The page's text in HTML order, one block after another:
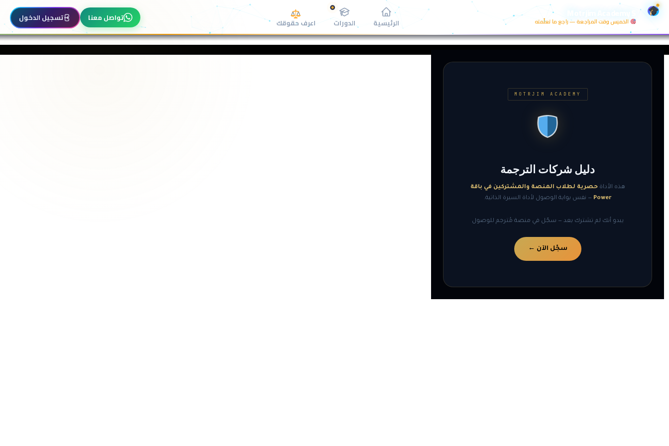
الخميس وقت المراجعة — راجع ما تعلّمته الرئيسية الدورات اعرف حقوقك تواصل معنا تسجيل الدخول
تخطي
المحتوى
MOTRJIM ACADEMY
دليل شركات الترجمة
هذه الأداةحصرية لطلاب المنصة والمشتركين في باقة
Power — نفس بوابة الوصول لأداة السيرة الذاتية.
يبدو أنك لم تشترك بعد — سجّل في منصة مُترجم للوصول
سجّل الآن ←